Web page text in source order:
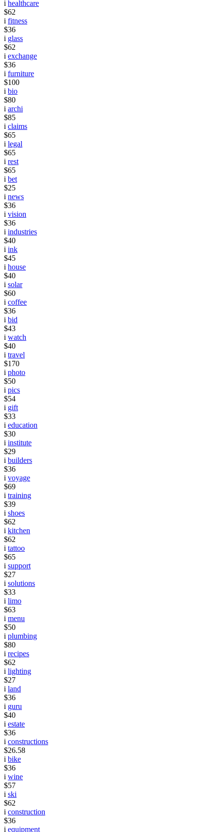
i healthcare
$62
i fitness
$36
i glass
$62
i exchange
$36
i furniture
$100
i bio
$80
i archi
$85
i claims
$65
i legal
$65
i rest
$65
i bet
$25
i news
$36
i vision
$36
i industries
$40
i ink
$45
i house
$40
i solar
$60
i coffee
$36
i bid
$43
i watch
$40
i travel
$170
i photo
$50
i pics
$54
i gift
$33
i education
$30
i institute
$29
i builders
$36
i voyage
$69
i training
$39
i shoes
$62
i kitchen
$62
i tattoo
$65
i support
$27
i solutions
$33
i limo
$63
i menu
$50
i plumbing
$80
i recipes
$62
i lighting
$27
i land
$36
i guru
$40
i estate
$36
i constructions
$26.58
i bike
$36
i wine
$57
i ski
$62
i construction
$36
i equipment